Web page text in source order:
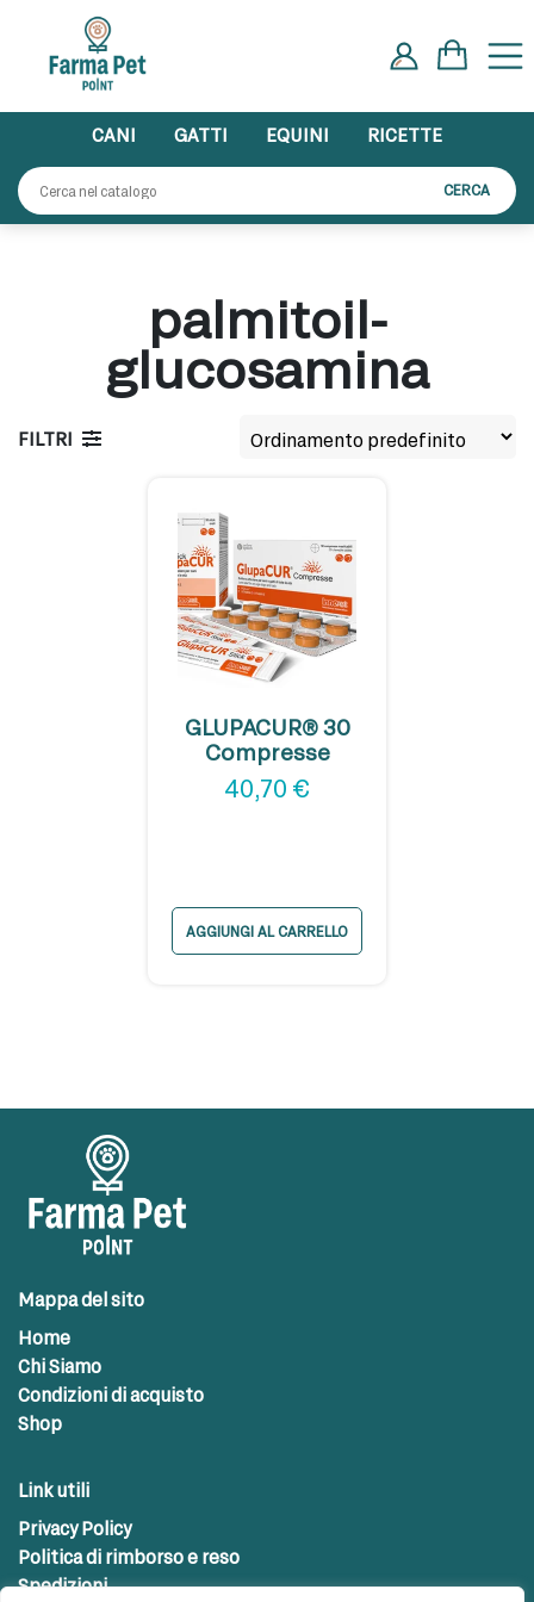
content
CANI GATTI EQUINI
RICETTE
CERCA
palmitoil-
glucosamina
FILTRI
GLUPACUR® 30
Compresse
40,70 €
AGGIUNGI AL CARRELLO
Mappa del sito
Home
Chi Siamo
Condizioni di acquisto
Shop
Link utili
Privacy Policy
Politica di rimborso e reso
Spedizioni